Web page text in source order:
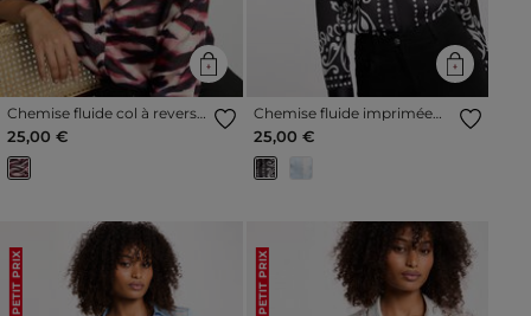
Chemise fluide col à revers
multicolore femme
25,00 €
Chemise fluide imprimée
noir femme
25,00 €
PETIT PRIX PETIT PRIX